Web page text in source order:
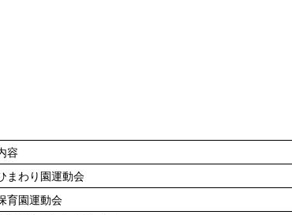
容
まわり園運動会
育園運動会